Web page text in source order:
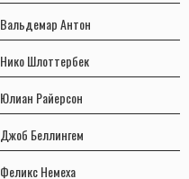
Вальдемар Антон
Нико Шлоттербек
Юлиан Райерсон
Джоб Беллингем
Феликс Немеха